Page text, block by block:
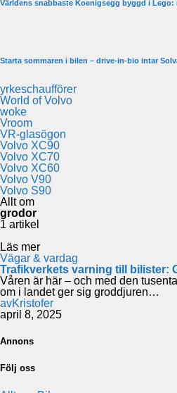
Världens snabbaste Koenigsegg byggd i Lego:
Starta sommaren i bilen – drive-in-bio intar
yrkeschaufförer
World of Volvo
woke
Vroom
VR-glasögon
Volvo XC90
Volvo XC70
Volvo XC60
Volvo V90
Volvo S90
Allt om
grodor
1 artikel
Läs mer
Vägar & vardag
Trafikverkets varning till bilister:
Våren är här – och med den
om i landet ger sig groddjuren…
avKristofer
april 8, 2025
Annons
Följ oss